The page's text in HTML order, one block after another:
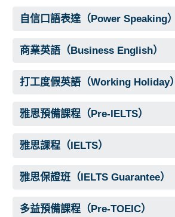
自信口語表達（Power Speaking）
商業英語（Business English）
打工度假英語（Working Holiday）
雅思預備課程（Pre-IELTS）
雅思課程（IELTS）
雅思保證班（IELTS Guarantee）
多益預備課程（Pre-TOEIC）